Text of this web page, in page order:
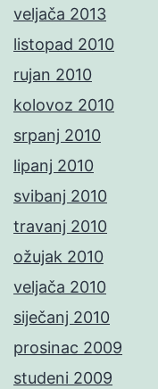
veljača 2013
listopad 2010
rujan 2010
kolovoz 2010
srpanj 2010
lipanj 2010
svibanj 2010
travanj 2010
ožujak 2010
veljača 2010
siječanj 2010
prosinac 2009
studeni 2009